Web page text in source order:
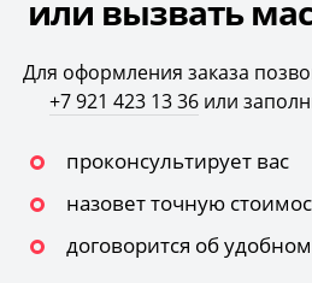
или вызвать
Для оформления заказа
+7 921 423 13 36или
проконсультирует вас
назовет точную
договорится об